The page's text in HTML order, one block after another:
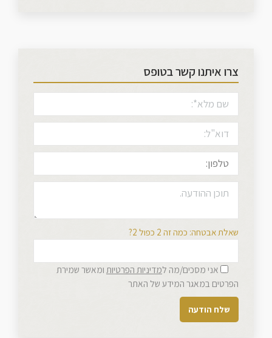
צרו איתנו קשר בטופס
שאלת אבטחה: כמה זה 2 כפול 2?
אני מסכים/מה למדיניות הפרטיות ומאשר שמירת
הפרטים במאגר המידע של האתר